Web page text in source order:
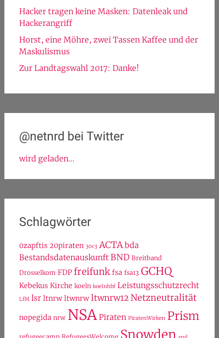
Hacker tragen keine Masken: Datenleak und
Hackerangriff
Horst, eine Möhre, zwei Tassen Kaffee und der
Maskulismus
Zur Landtagswahl 2017: Danke!
@netnrd bei Twitter
wird geladen...
Schlagwörter
0zapftis 20piraten 30c3 ACTA bda
Bestandsdatenauskunft BND Breitband
Drosselkom FDP freifunk fsa fsa13 GCHQ
Kebekus Kirche koeln koelnhbf Leistungsschutzrecht
LfM lsr ltnrw ltwnrw ltwnrw12 Netzneutralität
nopegida nrw NSA Piraten PiratenWirken Prism
refugeecamp RefugeesWelcome Snowden